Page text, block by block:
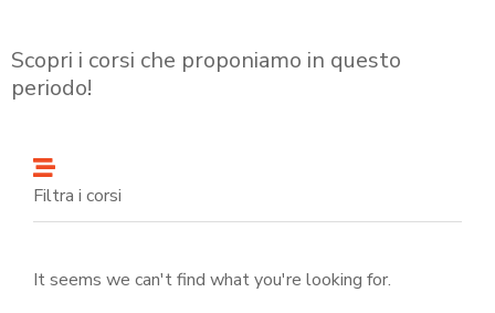
Scopri i corsi che proponiamo in questo
periodo!
Filtra i corsi
It seems we can't find what you're looking for.